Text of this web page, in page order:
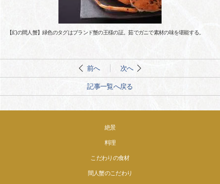
【幻の間人蟹】緑色のタグはブランド蟹の王様の証。茹でガニで素材の味を堪能する。
前へ 次へ
記事一覧へ戻る
絶景
料理
こだわりの食材
間人蟹のこだわり